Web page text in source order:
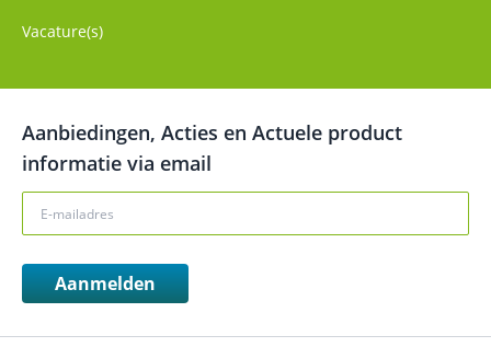
Vacature(s)
Aanbiedingen, Acties en Actuele product
informatie via email
Aanmelden